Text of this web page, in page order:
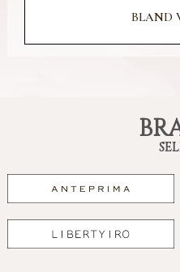
BLAND